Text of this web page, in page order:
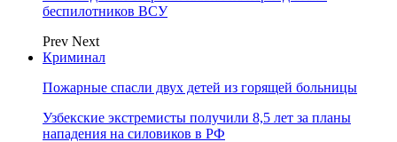
беспилотников ВСУ
Prev Next
Криминал
Пожарные спасли двух детей из горящей больницы
Узбекские экстремисты получили 8,5 лет за планы
нападения на силовиков в РФ